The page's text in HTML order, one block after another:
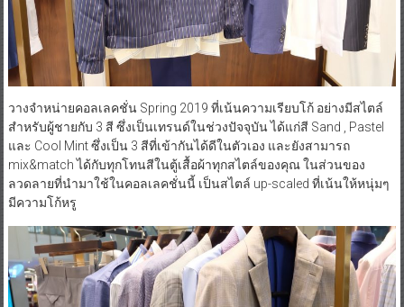
วางจำหน่ายคอลเลคชั่น Spring 2019 ที่เน้นความเรียบโก้ อย่างมีสไตล์
สำหรับผู้ชายกับ 3 สี ซึ่งเป็นเทรนด์ในช่วงปัจจุบัน ได้แก่สี Sand , Pastel
และ Cool Mint ซึ่งเป็น 3 สีที่เข้ากันได้ดีในตัวเอง และยังสามารถ
mix&match ได้กับทุกโทนสีในตู้เสื้อผ้าทุกสไตล์ของคุณ ในส่วนของ
ลวดลายที่นำมาใช้ในคอลเลคชั่นนี้ เป็นสไตล์ up-scaled ที่เน้นให้หนุ่มๆ
มีความโก้หรู